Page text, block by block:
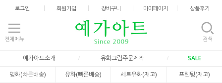
로그인 회원가입 장바구니 마이페이지 상품후기
전체메뉴 검색
예가아트소개 유화그림주문제작
SALE
명화(빠른배송)
유화(빠른배송) 세트유화(재고)
프린팅(재고)